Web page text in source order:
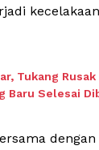
Tukang
Baru Selesai